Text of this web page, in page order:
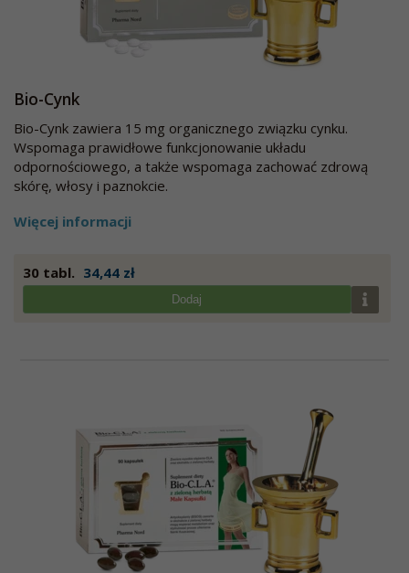
Bio-Cynk
Bio-Cynk zawiera 15 mg organicznego związku cynku.
Wspomaga prawidłowe funkcjonowanie układu
odpornościowego, a także wspomaga zachować zdrową
skórę, włosy i paznokcie.
Więcej informacji
30 tabl. 34,44 zł
Dodaj